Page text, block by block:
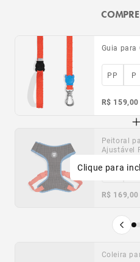
Guia para
PP P
R$ 159,00
Peitoral
Ajustável
PP P
R$ 169,00
Peitoral
PP P
R$ 149,00
Clique para
Coleira